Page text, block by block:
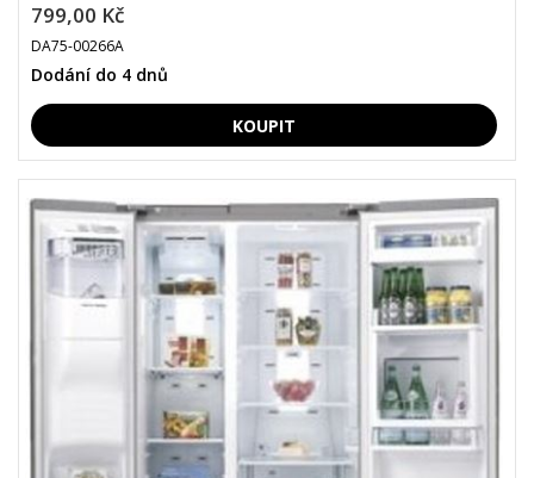
799,00 Kč
DA75-00266A
Dodání do 4 dnů